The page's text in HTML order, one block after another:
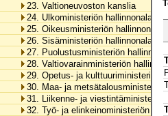
23. Valtioneuvoston kanslia
24. Ulkoministeriön hallinnonala
25. Oikeusministeriön hallinnonala
26. Sisäministeriön hallinnonala
27. Puolustusministeriön
28. Valtiovarainministeriön
29. Opetus- ja kulttuuriministeriön
30. Maa- ja metsätalousministeriön
31. Liikenne- ja viestintäministeriön
32. Työ- ja elinkeinoministeriön